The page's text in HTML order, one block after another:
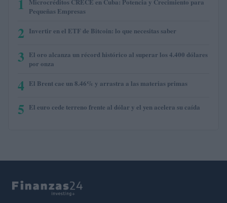
1
Pequeñas Empresas
2 Invertir en el ETF de Bitcoin: lo que necesitas saber
3 El oro alcanza un récord histórico al superar los 4.400 dólares
por onza
4 El Brent cae un 8.46% y arrastra a las materias primas
5 El euro cede terreno frente al dólar y el yen acelera su caída